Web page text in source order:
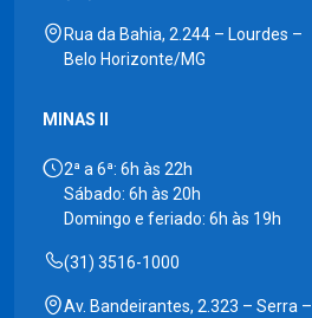
Rua da Bahia, 2.244 – Lourdes –
Belo Horizonte/MG
MINAS II
2ª a 6ª: 6h às 22h
Sábado: 6h às 20h
Domingo e feriado: 6h às 19h
(31) 3516-1000
Av. Bandeirantes, 2.323 – Serra –